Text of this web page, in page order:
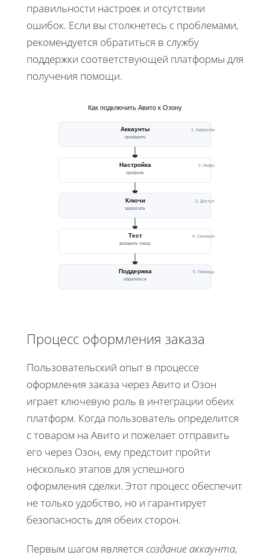
правильности настроек и отсутствии
ошибок. Если вы столкнетесь с проблемами,
рекомендуется обратиться в службу
поддержки соответствующей платформы для
получения помощи.
Как подключить Авито к Озону
Аккаунты
проверить
Настройка
профиль
Ключи
запросить
Тест
добавить товар
Поддержка
обратиться
1. Аккаунты
2. Инфо
3. Доступ
4. Синхрон
5. Помощь
Процесс оформления заказа
Пользовательский опыт в процессе
оформления заказа через Авито и Озон
играет ключевую роль в интеграции обеих
платформ. Когда пользователь определится
с товаром на Авито и пожелает отправить
его через Озон, ему предстоит пройти
несколько этапов для успешного
оформления сделки. Этот процесс обеспечит
не только удобство, но и гарантирует
безопасность для обеих сторон.
Первым шагом является создание аккаунта,